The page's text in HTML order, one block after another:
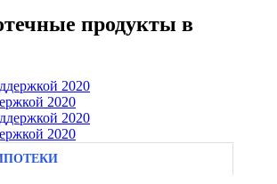
продукты в
2020
2020